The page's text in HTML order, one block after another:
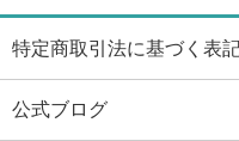
特定商取引法に基づく表
公式ブログ